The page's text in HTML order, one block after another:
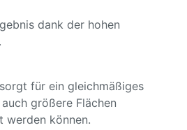
dank der hohen
für ein gleichmäßiges
größere Flächen
werden können.